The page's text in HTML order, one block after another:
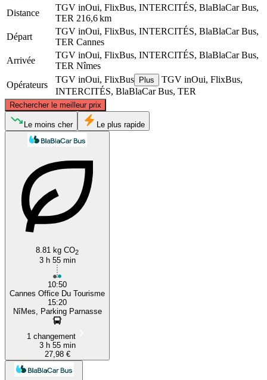
Distance
TGV inOui, FlixBus, INTERCITÉS, BlaBlaCar Bus,
TER 216,6 km
Départ
TGV inOui, FlixBus, INTERCITÉS, BlaBlaCar Bus,
TER Cannes
Arrivée
TGV inOui, FlixBus, INTERCITÉS, BlaBlaCar Bus,
TER Nîmes
Opérateurs
TGV inOui, FlixBus Plus
TGV inOui, FlixBus,
INTERCITÉS, BlaBlaCar Bus, TER
Rechercher le meilleur prix
Nîmes
©CARTO, ©OpenStreetMap
Le moins cher Le plus rapide
8.81 kg CO2
3 h 55 min
10:50
Cannes Office Du Tourisme
15:20
NîMes, Parking Parnasse
1 changement
3 h 55 min
27,98 €